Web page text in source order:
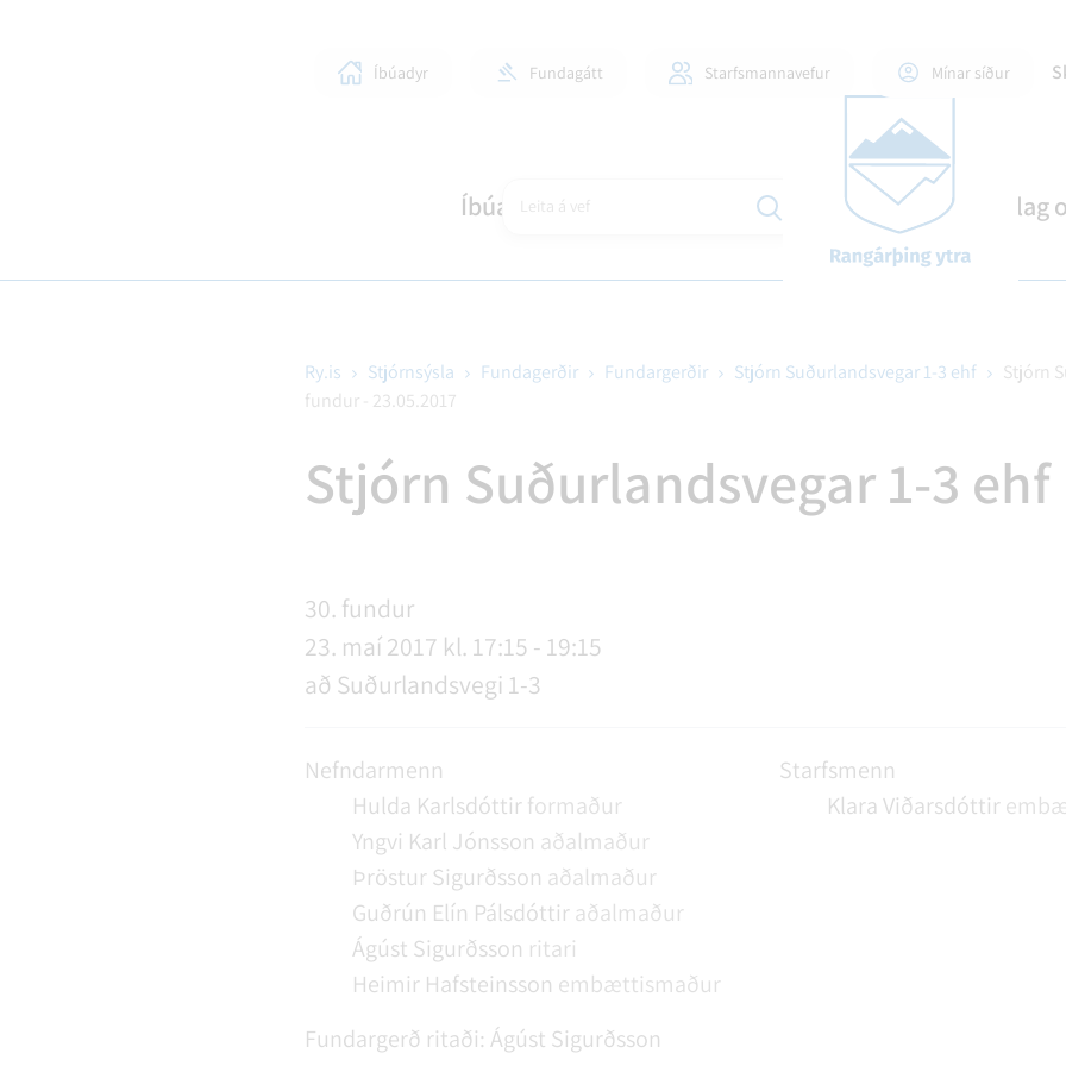
Leita á vef
Íbúar
LÍFIÐ Í RANGÁRÞINGI YTRA
Stjórnsýsla
STARFSFÓLK RANGÁRÞINGS YTRA
Skipulag
Íbúadyr Fundagátt Starfsmannavefur Mínar síður
Ry.is Stjórnsýsla Fundagerðir Fundargerðir Stjórn Suðurlandsvegar 1-3 ehf
Stjórn
fundur - 23.05.2017
Stjórn Suðurlandsvegar 1-3 ehf
30. fundur
23. maí 2017 kl. 17:15 - 19:15
að Suðurlandsvegi 1-3
Nefndarmenn
Hulda Karlsdóttir formaður
Yngvi Karl Jónsson aðalmaður
Þröstur Sigurðsson aðalmaður
Guðrún Elín Pálsdóttir aðalmaður
Ágúst Sigurðsson ritari
Heimir Hafsteinsson embættismaður
Starfsmenn
Klara Viðarsdóttir
Fundargerð ritaði: Ágúst Sigurðsson